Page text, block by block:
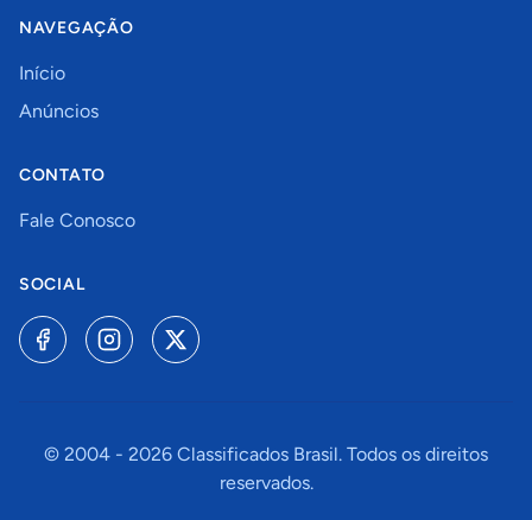
NAVEGAÇÃO
Início
Anúncios
CONTATO
Fale Conosco
SOCIAL
© 2004 - 2026 Classificados Brasil. Todos os direitos
reservados.